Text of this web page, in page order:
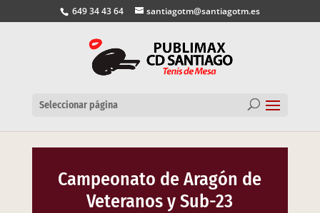
649 34 43 64 santiagotm@santiagotm.es
Seleccionar página
Campeonato de Aragón de
Veteranos y Sub-23